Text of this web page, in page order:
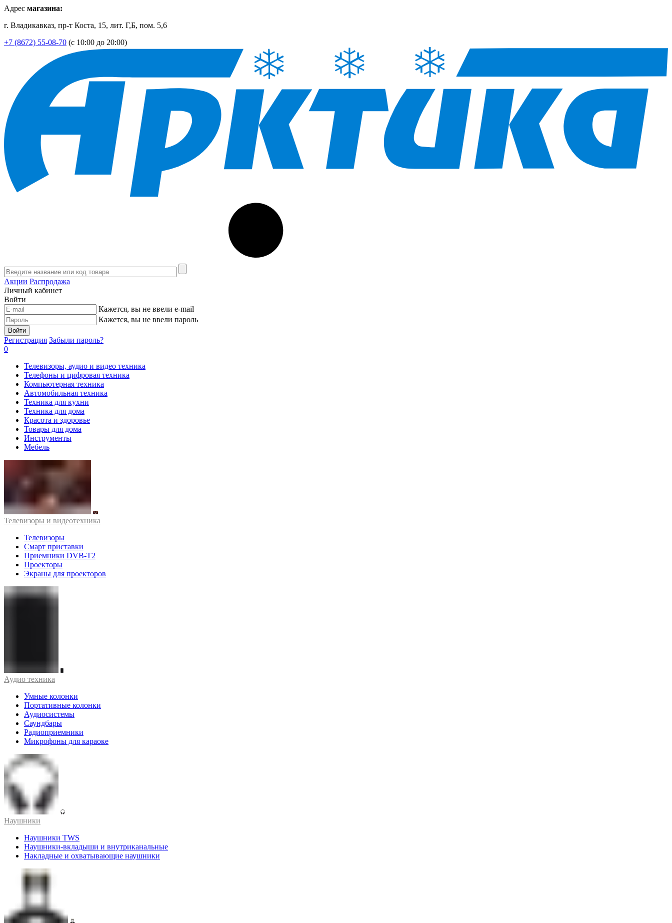
Адрес магазина:
г. Владикавказ, пр-т Коста, 15, лит. Г,Б, пом. 5,6
+7 (8672) 55-08-70 (с 10:00 до 20:00)
Акции Распродажа
Личный кабинет
Войти
Кажется, вы не ввели e-mail
Кажется, вы не ввели пароль
Войти
Регистрация Забыли пароль?
0
Телевизоры, аудио и видео техника
Телефоны и цифровая техника
Компьютерная техника
Автомобильная техника
Техника для кухни
Техника для дома
Красота и здоровье
Товары для дома
Инструменты
Мебель
Телевизоры и видеотехника
Телевизоры
Смарт приставки
Приемники DVB-T2
Проекторы
Экраны для проекторов
Аудио техника
Умные колонки
Портативные колонки
Аудиосистемы
Саундбары
Радиоприемники
Микрофоны для караоке
Наушники
Наушники TWS
Наушники-вкладыши и внутриканальные
Накладные и охватывающие наушники